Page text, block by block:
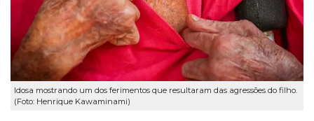
Idosa mostrando um dos ferimentos que resultaram das agressões do filho.
(Foto: Henrique Kawaminami)